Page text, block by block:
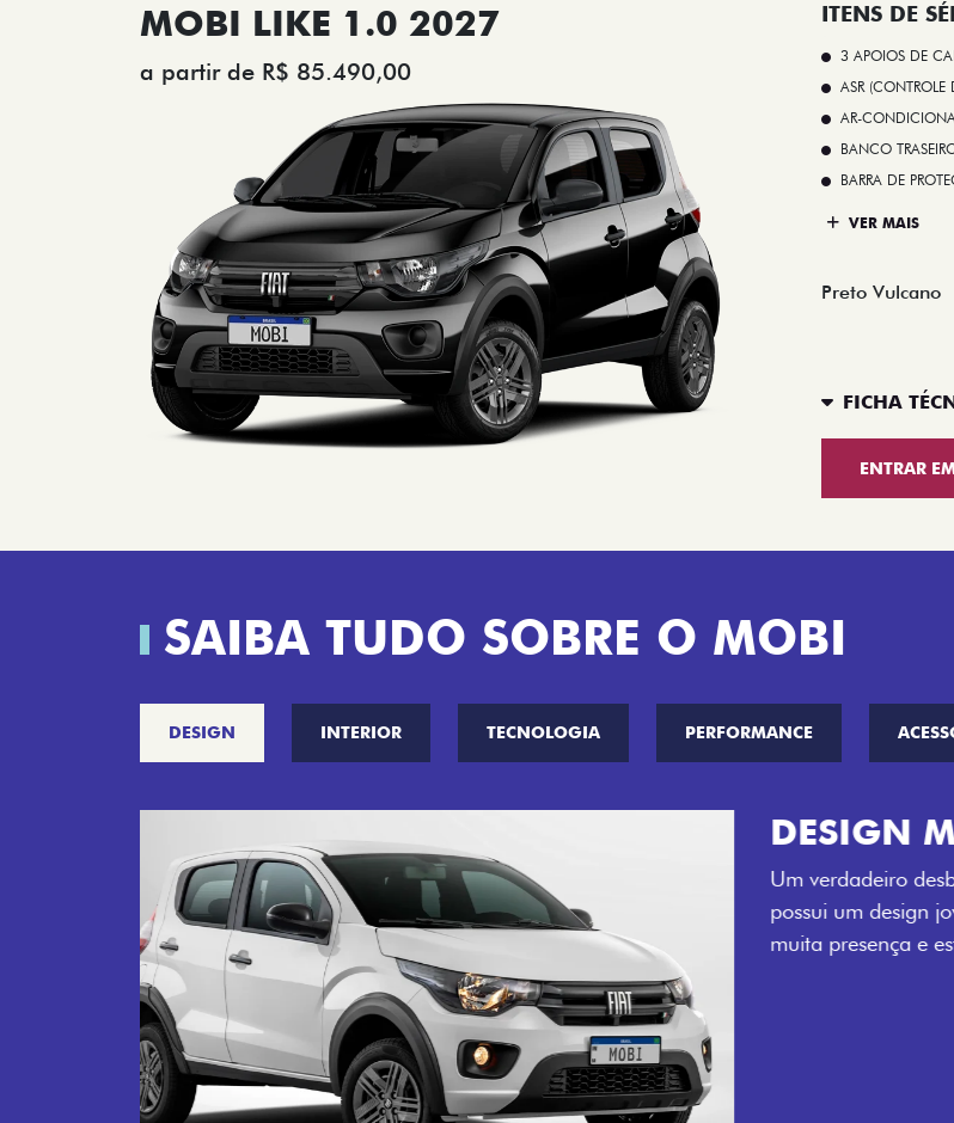
MOBI LIKE 1.0 2027
a partir de R$ 85.490,00
ITENS DE
3 APOIOS DE
ASR (CONTROLE
AR-
BANCO
BARRA DE
VER MAIS
Preto Vulcano
FICHA
ENTRAR
SAIBA TUDO SOBRE O MOBI
DESIGN INTERIOR TECNOLOGIA PERFORMANCE
CINCO
O Fiat Mobi
entre o Preto
Bari e Cinza